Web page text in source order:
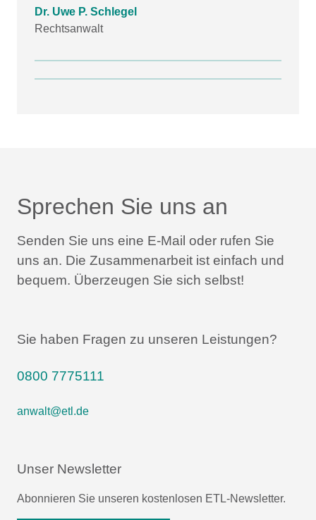
Dr. Uwe P. Schlegel
Rechtsanwalt
Sprechen Sie uns an
Senden Sie uns eine E-Mail oder rufen Sie
uns an. Die Zusammenarbeit ist einfach und
bequem. Überzeugen Sie sich selbst!
Sie haben Fragen zu unseren Leistungen?
0800 7775111
anwalt@etl.de
Unser Newsletter
Abonnieren Sie unseren kostenlosen ETL-Newsletter.